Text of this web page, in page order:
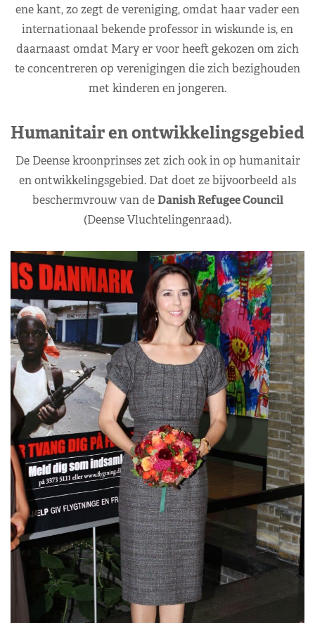
ene kant, zo zegt de vereniging, omdat haar vader een
internationaal bekende professor in wiskunde is, en
daarnaast omdat Mary er voor heeft gekozen om zich
te concentreren op verenigingen die zich bezighouden
met kinderen en jongeren.
Humanitair en ontwikkelingsgebied
De Deense kroonprinses zet zich ook in op humanitair
en ontwikkelingsgebied. Dat doet ze bijvoorbeeld als
beschermvrouw van deDanish Refugee Council
(Deense Vluchtelingenraad).